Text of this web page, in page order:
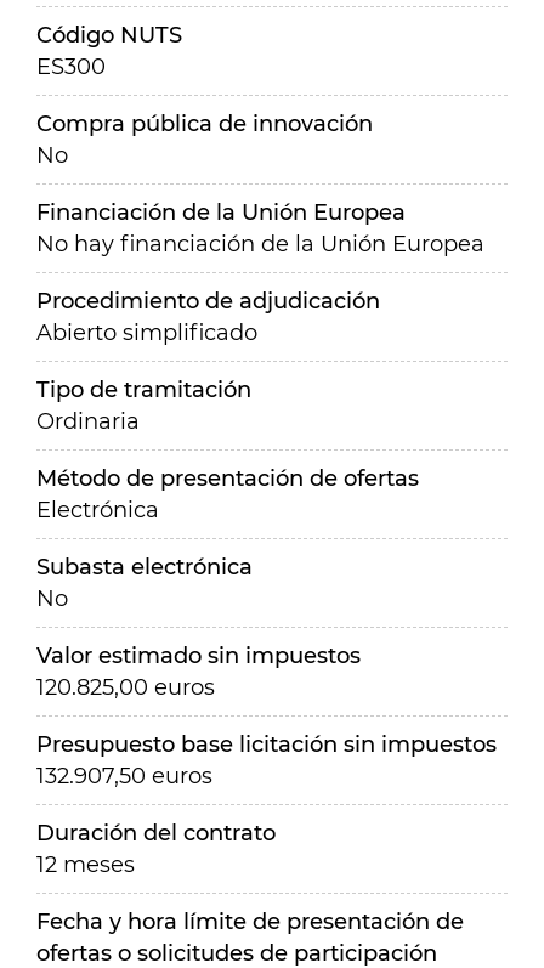
Código NUTS
ES300
Compra pública de innovación
No
Financiación de la Unión Europea
No hay financiación de la Unión Europea
Procedimiento de adjudicación
Abierto simplificado
Tipo de tramitación
Ordinaria
Método de presentación de ofertas
Electrónica
Subasta electrónica
No
Valor estimado sin impuestos
120.825,00 euros
Presupuesto base licitación sin impuestos
132.907,50 euros
Duración del contrato
12 meses
Fecha y hora límite de presentación de
ofertas o solicitudes de participación